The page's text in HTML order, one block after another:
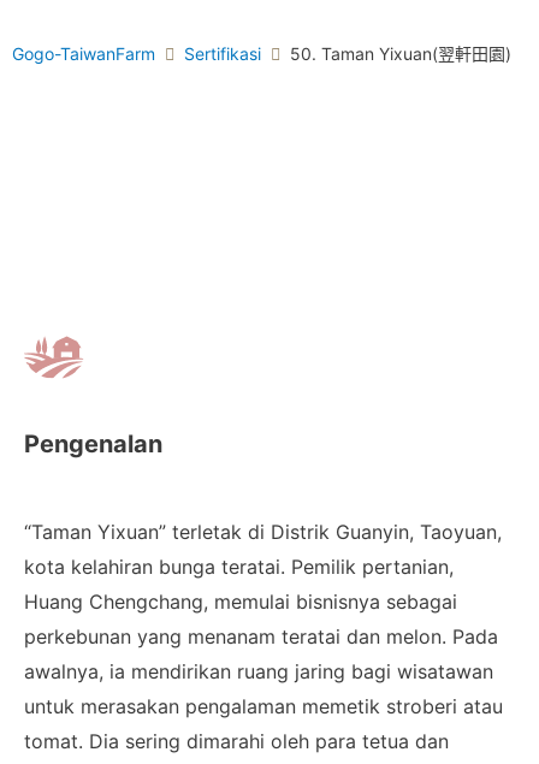
Gogo-TaiwanFarm Sertifikasi 50. Taman Yixuan(翌軒田園)
Pengenalan
“Taman Yixuan” terletak di Distrik Guanyin, Taoyuan,
kota kelahiran bunga teratai. Pemilik pertanian,
Huang Chengchang, memulai bisnisnya sebagai
perkebunan yang menanam teratai dan melon. Pada
awalnya, ia mendirikan ruang jaring bagi wisatawan
untuk merasakan pengalaman memetik stroberi atau
tomat. Dia sering dimarahi oleh para tetua dan